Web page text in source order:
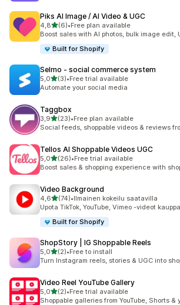
Piks AI Image / AI Video & UGC
4,8/ 5 tähteä
(6)
6 arvostelua yhteensä
•Free plan available
Boost sales with AI photos, bulk image edit,
Built for Shopify
Selmo ‑ social commerce system
5,0/ 5 tähteä
(3)
3 arvostelua yhteensä
•Free trial available
Automate your social media
Taggbox
3,9/ 5 tähteä
(23)
23 arvostelua yhteensä
•Free plan available
Social feeds, shoppable videos & reviews
Tellos AI Shoppable Videos UGC
5,0/ 5 tähteä
(26)
26 arvostelua yhteensä
•Free trial available
Boost sales & shopping experience with
Video Background
4,6/ 5 tähteä
(74)
74 arvostelua yhteensä
•Ilmainen kokeilu saatavilla
Upota TikTok, YouTube, Vimeo -videot
Built for Shopify
ShopStory | IG Shoppable Reels
5,0/ 5 tähteä
(2)
2 arvostelua yhteensä
•Free to install
Turn Instagram reels, stories & UGC into
Video Reel YouTube Gallery
5,0/ 5 tähteä
(2)
2 arvostelua yhteensä
•Free trial available
Shoppable galleries from YouTube, Shorts &